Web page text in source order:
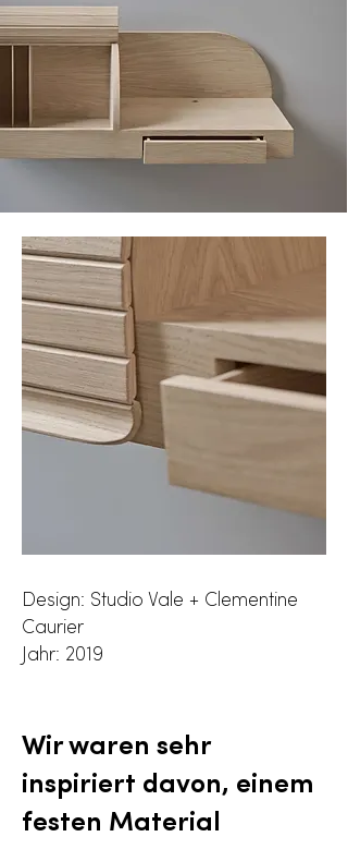
Design: Studio Vale + Clementine
Caurier
Jahr: 2019
Wir waren sehr
inspiriert davon, einem
festen Material